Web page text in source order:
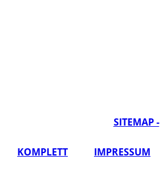
SITEMAP -
KOMPLETT IMPRESSUM